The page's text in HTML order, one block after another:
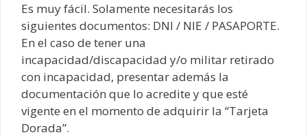
Es muy fácil. Solamente necesitarás los
siguientes documentos: DNI / NIE / PASAPORTE.
En el caso de tener una
incapacidad/discapacidad y/o militar retirado
con incapacidad, presentar además la
documentación que lo acredite y que esté
vigente en el momento de adquirir la “Tarjeta
Dorada”.